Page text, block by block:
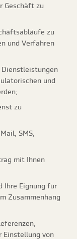
Geschäft zu
zu
und Verfahren
Dienstleistungen
und
zu
SMS,
mit Ihnen
Ihre Eignung für
Zusammenhang
Einstellung von